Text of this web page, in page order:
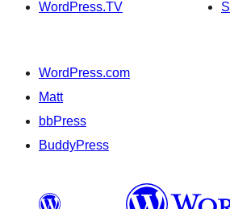
WordPress.TV
WordPress.com
Matt
bbPress
BuddyPress